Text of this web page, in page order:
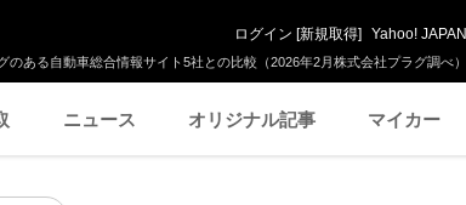
のある自動車総合情報サイト5社との比較（2026年2月株式会社プラグ調べ）
ログイン [新規取得] Yahoo! JAPAN
ニュース オリジナル記事 マイカー